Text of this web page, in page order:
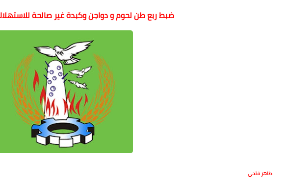
ضبط ربع طن لحوم و دواجن وكبدة غير صالحة
طاهر فتحي